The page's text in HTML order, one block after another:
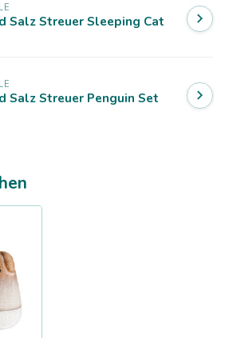
Salz Streuer Sleeping Cat
Salz Streuer Penguin Set